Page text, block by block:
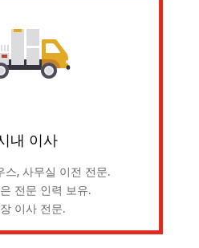
내 이사
스, 사무실 이전 전문.
전문 인력 보유.
이사 전문.